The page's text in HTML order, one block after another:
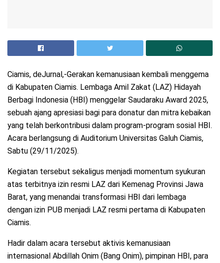
Ciamis, deJurnal,-Gerakan kemanusiaan kembali menggema
di Kabupaten Ciamis. Lembaga Amil Zakat (LAZ) Hidayah
Berbagi Indonesia (HBI) menggelar Saudaraku Award 2025,
sebuah ajang apresiasi bagi para donatur dan mitra kebaikan
yang telah berkontribusi dalam program-program sosial HBI.
Acara berlangsung di Auditorium Universitas Galuh Ciamis,
Sabtu (29/11/2025).
Kegiatan tersebut sekaligus menjadi momentum syukuran
atas terbitnya izin resmi LAZ dari Kemenag Provinsi Jawa
Barat, yang menandai transformasi HBI dari lembaga
dengan izin PUB menjadi LAZ resmi pertama di Kabupaten
Ciamis.
Hadir dalam acara tersebut aktivis kemanusiaan
internasional Abdillah Onim (Bang Onim), pimpinan HBI, para